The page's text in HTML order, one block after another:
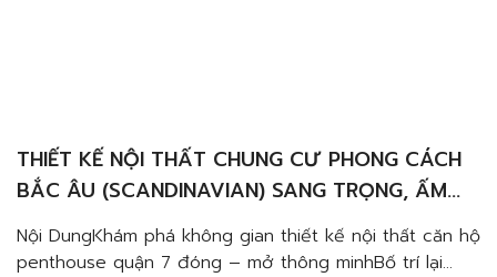
THIẾT KẾ NỘI THẤT CHUNG CƯ PHONG CÁCH
BẮC ÂU (SCANDINAVIAN) SANG TRỌNG, ẤM
CÚNG VÀ TINH TẾ
Nội DungKhám phá không gian thiết kế nội thất căn hộ
penthouse quận 7 đóng – mở thông minhBố trí lại